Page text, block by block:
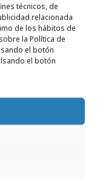
técnicos, de
relacionada
de los hábitos de
la Política de
el botón
el botón